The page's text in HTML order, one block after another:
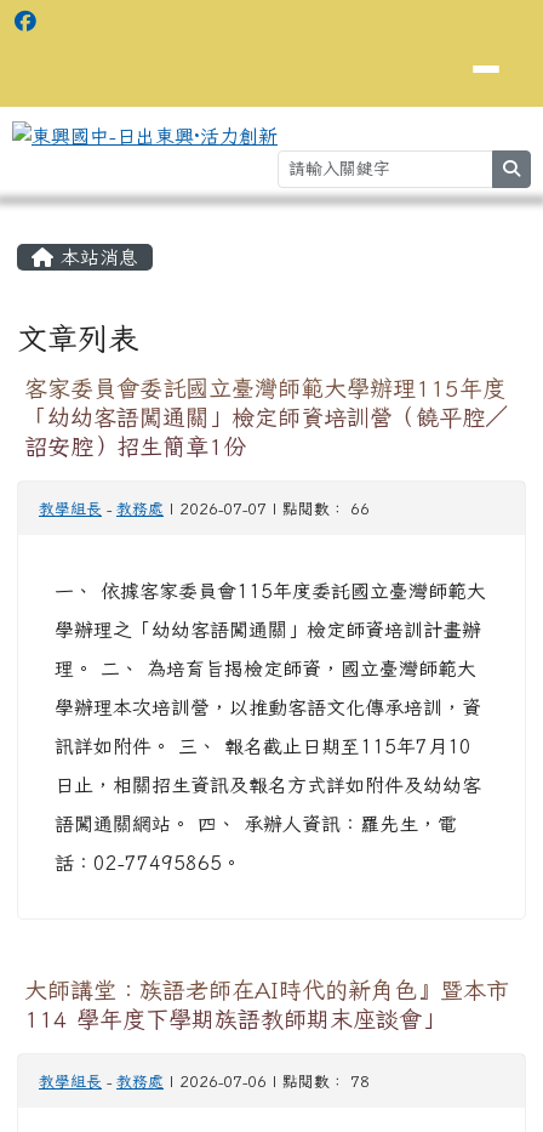
本站消息
文章列表
客家委員會委託國立臺灣師範大學辦理115年度
「幼幼客語闖通關」檢定師資培訓營（饒平腔／
詔安腔）招生簡章1份
教學組長 - 教務處 | 2026-07-07 | 點閱數： 66
一、 依據客家委員會115年度委託國立臺灣師範大
學辦理之「幼幼客語闖通關」檢定師資培訓計畫辦
理。 二、 為培育旨揭檢定師資，國立臺灣師範大
學辦理本次培訓營，以推動客語文化傳承培訓，資
訊詳如附件。 三、 報名截止日期至115年7月10
日止，相關招生資訊及報名方式詳如附件及幼幼客
語闖通關網站。 四、 承辦人資訊：羅先生，電
話：02-77495865。
大師講堂：族語老師在AI時代的新角色』暨本市
114 學年度下學期族語教師期末座談會」
教學組長 - 教務處 | 2026-07-06 | 點閱數： 78